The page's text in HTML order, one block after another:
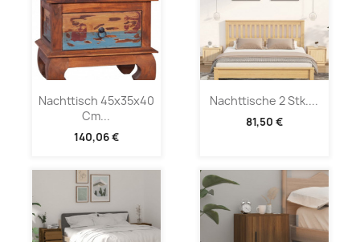
Nachttisch 45x35x40
Cm...
140,06 €
Nachttische 2 Stk....
81,50 €